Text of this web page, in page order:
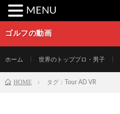
ゴルフの動画
ホーム 世界のトッププロ・男子
HOME タグ：Tour AD VR
MENU